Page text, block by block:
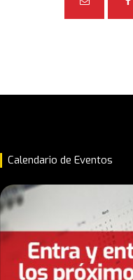
Calendario de Eventos